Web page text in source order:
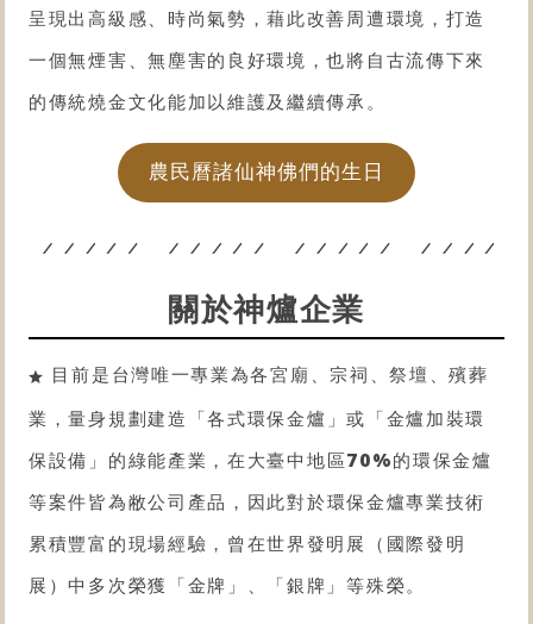
呈現出高級感、時尚氣勢，藉此改善周遭環境，打造
一個無煙害、無塵害的良好環境，也將自古流傳下來
的傳統燒金文化能加以維護及繼續傳承。
農民曆諸仙神佛們的生日
關於神爐企業
目前是台灣唯一專業為各宮廟、宗祠、祭壇、殯葬
業，量身規劃建造「各式環保金爐 」或「金爐 加裝環
保設備 」的綠能產業，在大臺中地區70%的環保金爐
等案件皆為敝公司產品，因此對於環保金爐專業技術
累積豐富的現場經驗，曾在世界發明展（國際發明
展）中多次榮獲「金牌」、「銀牌」等殊榮。